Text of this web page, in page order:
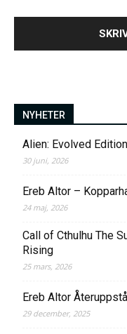
NYHETER
Alien: Evolved
30 juni, 2026
Ereb Altor –
24 maj, 2026
Call of Cthulhu The
Rising
25 mars, 2026
Ereb Altor
29 december, 2025